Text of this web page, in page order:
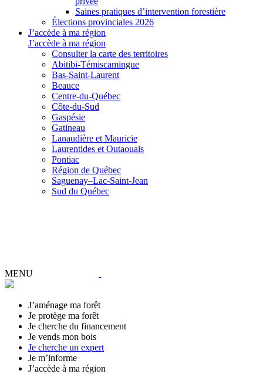
Saines pratiques d’intervention forestière
Élections provinciales 2026
J’accède à ma région
J’accède à ma région
Consulter la carte des territoires
Abitibi-Témiscamingue
Bas-Saint-Laurent
Beauce
Centre-du-Québec
Côte-du-Sud
Gaspésie
Gatineau
Lanaudière et Mauricie
Laurentides et Outaouais
Pontiac
Région de Québec
Saguenay–Lac-Saint-Jean
Sud du Québec
MENU
J’aménage ma forêt
Je protège ma forêt
Je cherche du financement
Je vends mon bois
Je cherche un expert
Je m’informe
J’accède à ma région